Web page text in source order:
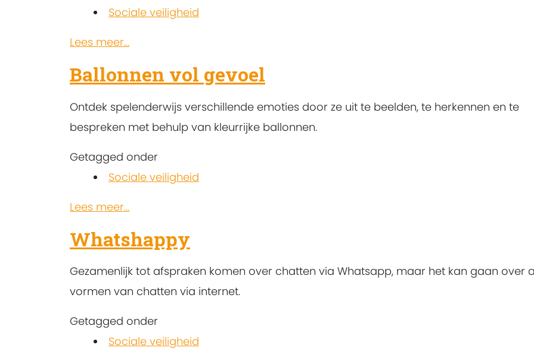
Sociale veiligheid
Lees meer...
Ballonnen vol gevoel
Ontdek spelenderwijs verschillende emoties door ze uit te beelden, te herkennen en te
bespreken met behulp van kleurrijke ballonnen.
Getagged onder
Sociale veiligheid
Lees meer...
Whatshappy
Gezamenlijk tot afspraken komen over chatten via Whatsapp, maar het kan gaan over
vormen van chatten via internet.
Getagged onder
Sociale veiligheid